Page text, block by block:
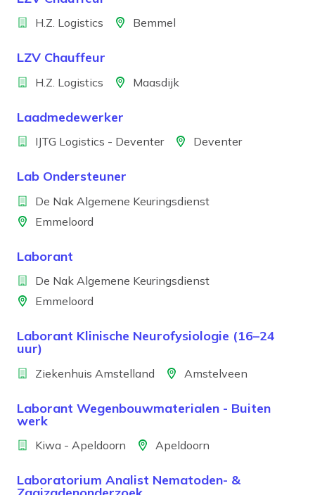
BedrijfH.Z. Logistics LocatieBemmel
LZV Chauffeur
BedrijfH.Z. Logistics LocatieMaasdijk
Laadmedewerker
BedrijfIJTG Logistics - DeventerLocatieDeventer
Lab Ondersteuner
BedrijfDe Nak Algemene Keuringsdienst
LocatieEmmeloord
Laborant
BedrijfDe Nak Algemene Keuringsdienst
LocatieEmmeloord
Laborant Klinische Neurofysiologie (16–24
uur)
BedrijfZiekenhuis Amstelland LocatieAmstelveen
Laborant Wegenbouwmaterialen - Buiten
werk
BedrijfKiwa - Apeldoorn LocatieApeldoorn
Laboratorium Analist Nematoden- &